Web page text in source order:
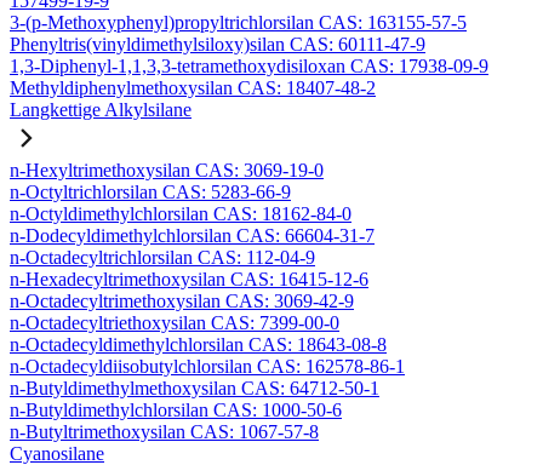
3-(p-Methoxyphenyl)propyltrichlorsilan CAS: 163155-57-5
Phenyltris(vinyldimethylsiloxy)silan CAS: 60111-47-9
1,3-Diphenyl-1,1,3,3-tetramethoxydisiloxan CAS: 17938-09-9
Methyldiphenylmethoxysilan CAS: 18407-48-2
Langkettige Alkylsilane
n-Hexyltrimethoxysilan CAS: 3069-19-0
n-Octyltrichlorsilan CAS: 5283-66-9
n-Octyldimethylchlorsilan CAS: 18162-84-0
n-Dodecyldimethylchlorsilan CAS: 66604-31-7
n-Octadecyltrichlorsilan CAS: 112-04-9
n-Hexadecyltrimethoxysilan CAS: 16415-12-6
n-Octadecyltrimethoxysilan CAS: 3069-42-9
n-Octadecyltriethoxysilan CAS: 7399-00-0
n-Octadecyldimethylchlorsilan CAS: 18643-08-8
n-Octadecyldiisobutylchlorsilan CAS: 162578-86-1
n-Butyldimethylmethoxysilan CAS: 64712-50-1
n-Butyldimethylchlorsilan CAS: 1000-50-6
n-Butyltrimethoxysilan CAS: 1067-57-8
Cyanosilane